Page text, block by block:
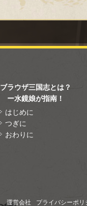
ブラウザ三国志とは？
ー水鏡娘が指南！
はじめに
つぎに
おわりに
運営会社 プライバシーポリ